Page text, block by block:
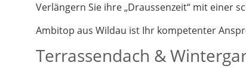
Verlängern Sie ihre „Draussenzeit“ mit einer
Ambitop aus Wildau ist Ihr kompetenter
Terrassendach &